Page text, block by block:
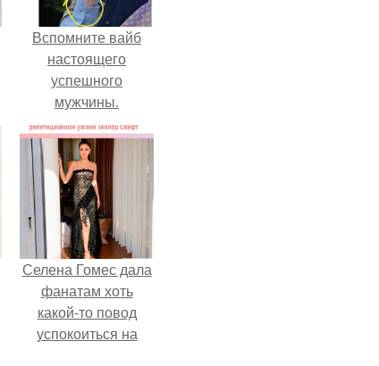
Вспомните вайб
настоящего
успешного
мужчины.
Селена Гомес дала
фанатам хоть
какой-то повод
успокоиться на